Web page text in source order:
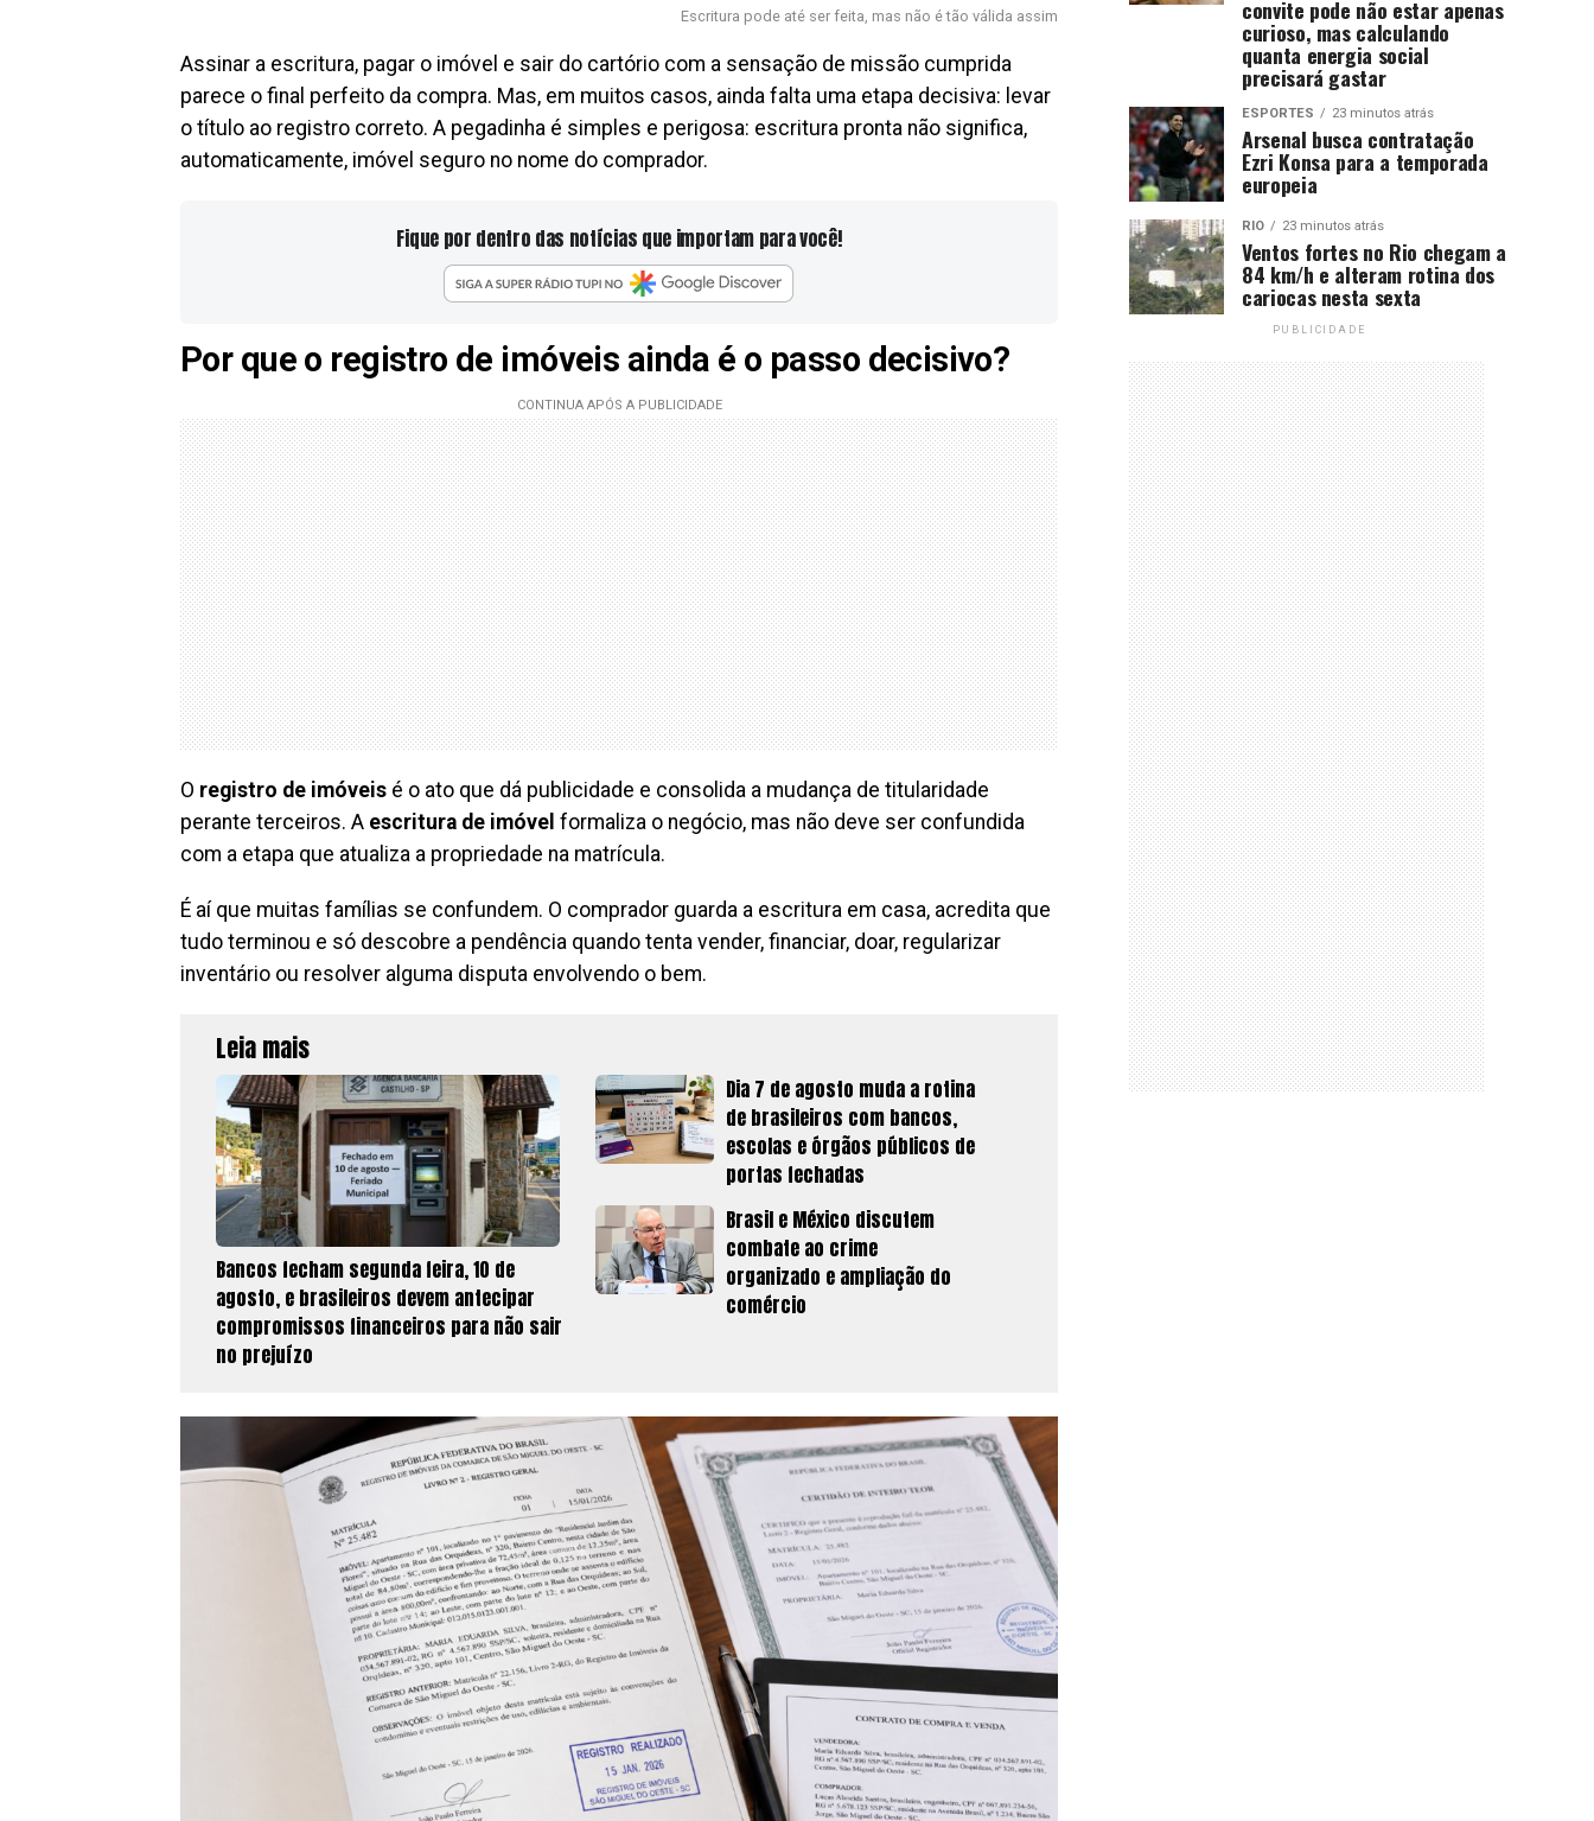
Escritura pode até ser feita, mas não é tão válida assim
Assinar a escritura, pagar o imóvel e sair do cartório com a sensação de missão cumprida
parece o final perfeito da compra. Mas, em muitos casos, ainda falta uma etapa decisiva: levar
o título ao registro correto. A pegadinha é simples e perigosa: escritura pronta não significa,
automaticamente, imóvel seguro no nome do comprador.
Fique por dentro das notícias que importam para você!
Por que o registro de imóveis ainda é o passo decisivo?
O registro de imóveis é o ato que dá publicidade e consolida a mudança de titularidade
perante terceiros. A escritura de imóvel formaliza o negócio, mas não deve ser confundida
com a etapa que atualiza a propriedade na matrícula.
É aí que muitas famílias se confundem. O comprador guarda a escritura em casa, acredita que
tudo terminou e só descobre a pendência quando tenta vender, financiar, doar, regularizar
inventário ou resolver alguma disputa envolvendo o bem.
Leia mais
Bancos fecham segunda feira, 10 de
agosto, e brasileiros devem antecipar
compromissos financeiros para não sair
no prejuízo
Dia 7 de agosto muda a rotina
de brasileiros com bancos,
escolas e órgãos públicos de
portas fechadas
Brasil e México discutem
combate ao crime
organizado e ampliação do
comércio
convite pode não estar apenas
curioso, mas calculando
quanta energia social
precisará gastar
ESPORTES 23 minutos atrás
Arsenal busca contratação
Ezri Konsa para a temporada
europeia
RIO 23 minutos atrás
Ventos fortes no Rio chegam a
84 km/h e alteram rotina dos
cariocas nesta sexta
PUBLICIDADE